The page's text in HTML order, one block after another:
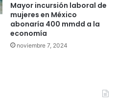
Mayor incursión laboral de
mujeres en México
abonaría 400 mmdd a la
economía
noviembre 7, 2024